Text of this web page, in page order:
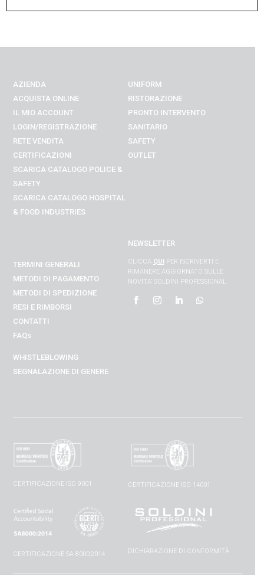
AZIENDA
ACQUISTA ONLINE
IL MIO ACCOUNT
LOGIN/REGISTRAZIONE
RETE VENDITA
CERTIFICAZIONI
SCARICA CATALOGO POLICE &
SAFETY
SCARICA CATALOGO HOSPITAL
& FOOD INDUSTRIES
UNIFORM
RISTORAZIONE
PRONTO INTERVENTO
SANITARIO
SAFETY
OUTLET
TERMINI GENERALI
METODI DI PAGAMENTO
METODI DI SPEDIZIONE
RESI E RIMBORSI
CONTATTI
FAQs
WHISTLEBLOWING
SEGNALAZIONE DI GENERE
NEWSLETTER
CLICCA QUIPER ISCRIVERTI E
RIMANERE AGGIORNATO SULLE
NOVITA’ SOLDINI PROFESSIONAL
CERTIFICAZIONE ISO 9001 CERTIFICAZIONE ISO 14001
CERTIFICAZIONE SA 8000:2014 DICHIARAZIONE DI CONFORMITÀ